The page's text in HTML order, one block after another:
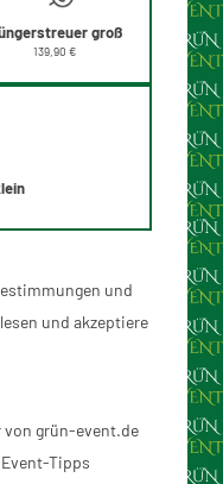
groß
139,90 €
und
und akzeptiere
von grün-event.de
Tipps